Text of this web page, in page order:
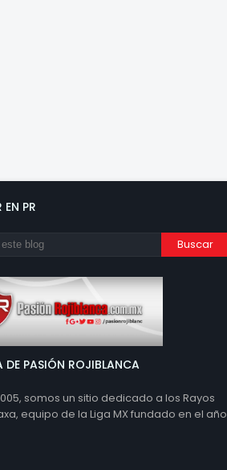
EN PR
DE PASIÓN ROJIBLANCA
somos un sitio dedicado a los Rayos
equipo de la Liga MX fundado en el año